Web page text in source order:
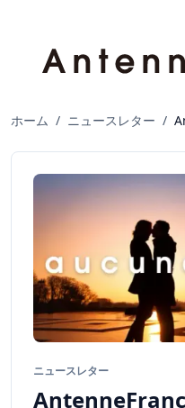
ホーム / ニュースレター /
ニュースレター